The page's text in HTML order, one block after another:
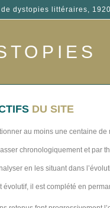
dystopies littéraires,
DU SITE
au moins une centaine
chronologiquement et par
en les situant dans
évolutif, il est complété en